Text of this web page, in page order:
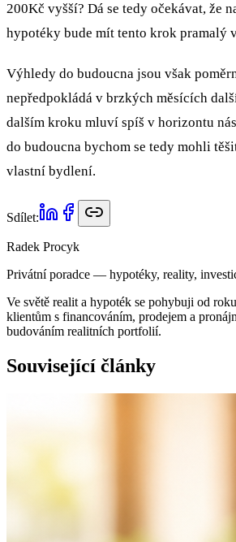
200Kč vyšší? Dá se tedy očekávat, že
hypotéky bude mít tento krok pramalý
Výhledy do budoucna jsou však
nepředpokládá v brzkých měsících
dalším kroku mluví spíš v horizontu
do budoucna bychom se tedy mohli
vlastní bydlení.
Sdílet:
Radek Procyk
Privátní poradce — hypotéky, reality,
Ve světě realit a hypoték se pohybuji od
klientům s financováním, prodejem a
budováním realitních portfolií.
Související články